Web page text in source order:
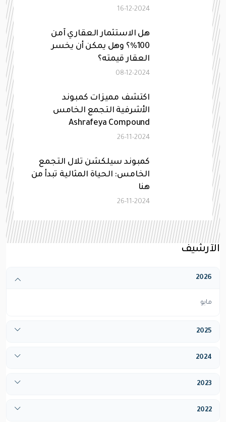
16-12-2024
هل الاستثمار العقاري آمن
100%؟ وهل يمكن أن يخسر
العقار قيمته؟
08-12-2024
اكتشف مميزات كمبوند
الأشرفية التجمع الخامس
Ashrafeya Compound
26-11-2024
كمبوند سيلكشن تلال التجمع
الخامس: الحياة المثالية تبدأ من
هنا
26-11-2024
الآرشيف
2026
مايو
2025
2024
مارس
2023
2022